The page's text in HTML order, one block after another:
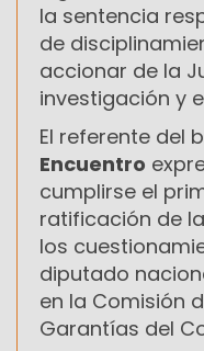
la sentencia
de
accionar de la
investigación y
El referente del
Encuentro
cumplirse el
ratificación de
los
diputado
en la Comisión
Garantías del